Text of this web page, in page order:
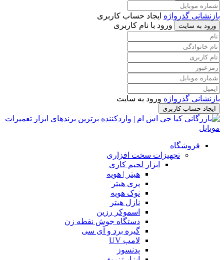
بازنشانی گذرواژه ایجاد حساب کاربری
ورود به سایت ورود با نام کاربری
بازنشانی گذرواژه ورود به سایت
ایجاد حساب کاربری
فروشگاه
تجهیزات سخت افزاری
ابزار لحیم کاری
هیتر | هویه
پری هیتر
نوک هویه
نازل هیتر
اسموکر رزین
دستگاه جوش نقطه زن
گیره برد و آی سی
لامپ UV
پدنسوز